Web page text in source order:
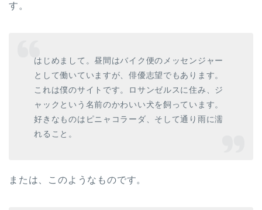
す。
はじめまして。昼間はバイク便のメッセンジャー
として働いていますが、俳優志望でもあります。
これは僕のサイトです。ロサンゼルスに住み、ジ
ャックという名前のかわいい犬を飼っています。
好きなものはピニャコラーダ、そして通り雨に濡
れること。
または、このようなものです。